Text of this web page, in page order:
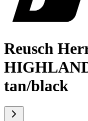
Reusch
tan/black